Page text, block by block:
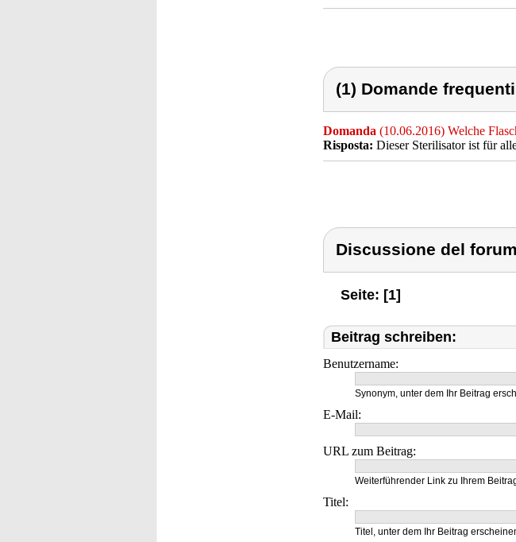
(1) Domande
Domanda (10.06.2016) Welche
Risposta: Dieser Sterilisator ist für
Discussione del
Seite: [1]
Beitrag schreiben:
Benutzername:
Synonym, unter dem Ihr Beitrag
E-Mail:
URL zum Beitrag:
Weiterführender Link zu Ihrem
Titel:
Titel, unter dem Ihr Beitrag